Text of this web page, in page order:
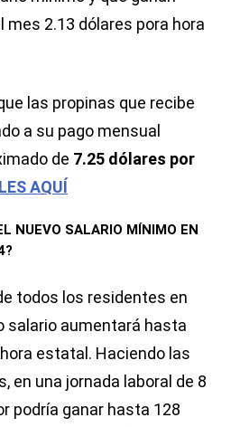
mes 2.13 dólares pora hora
las propinas que recibe
a su pago mensual
de 7.25 dólares por
AQUÍ
NUEVO SALARIO MÍNIMO EN
todos los residentes en
salario aumentará hasta
estatal. Haciendo las
en una jornada laboral de 8
podría ganar hasta 128